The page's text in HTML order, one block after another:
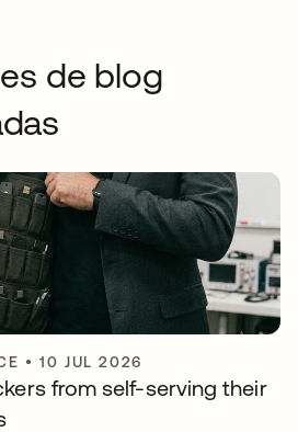
de blog
•10 JUL 2026
from self-serving their